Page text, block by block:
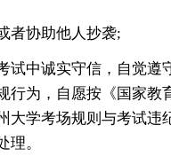
协助他人抄袭;
中诚实守信，自觉遵
行为，自愿按《国家教
大学考场规则与考试违
理。